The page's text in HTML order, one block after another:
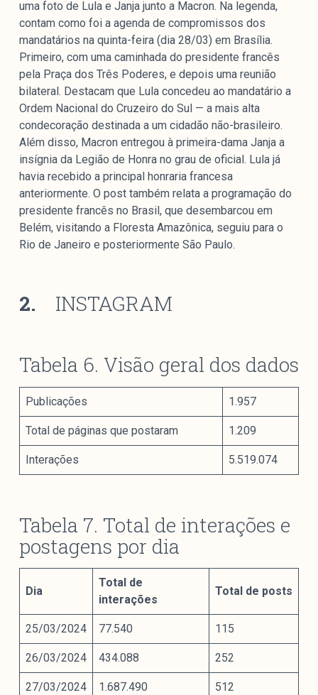
uma foto de Lula e Janja junto a Macron. Na legenda,
contam como foi a agenda de compromissos dos
mandatários na quinta-feira (dia 28/03) em Brasília.
Primeiro, com uma caminhada do presidente francês
pela Praça dos Três Poderes, e depois uma reunião
bilateral. Destacam que Lula concedeu ao mandatário a
Ordem Nacional do Cruzeiro do Sul — a mais alta
condecoração destinada a um cidadão não-brasileiro.
Além disso, Macron entregou à primeira-dama Janja a
insígnia da Legião de Honra no grau de oficial. Lula já
havia recebido a principal honraria francesa
anteriormente. O post também relata a programação do
presidente francês no Brasil, que desembarcou em
Belém, visitando a Floresta Amazônica, seguiu para o
Rio de Janeiro e posteriormente São Paulo.
2. INSTAGRAM
Tabela 6. Visão geral dos dados
Publicações 1.957
Total de páginas que postaram 1.209
Interações 5.519.074
Tabela 7. Total de interações e
postagens por dia
Dia
Total de
interações
Total de posts
25/03/2024 77.540 115
26/03/2024 434.088 252
27/03/2024 1.687.490 512